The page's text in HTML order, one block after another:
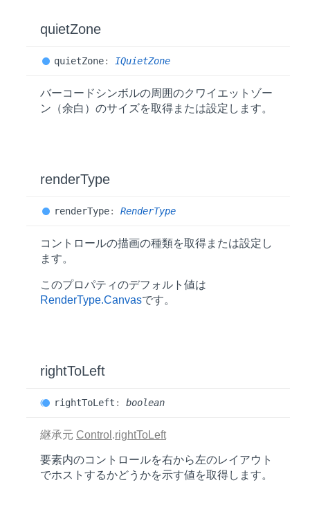
quietZone
quietZone: IQuietZone
バーコードシンボルの周囲のクワイエットゾー
ン（余白）のサイズを取得または設定します。
renderType
renderType: RenderType
コントロールの描画の種類を取得または設定し
ます。
このプロパティのデフォルト値は
RenderType.Canvasです。
rightToLeft
rightToLeft : boolean
継承元 Control .rightToLeft
要素内のコントロールを右から左のレイアウト
でホストするかどうかを示す値を取得します。